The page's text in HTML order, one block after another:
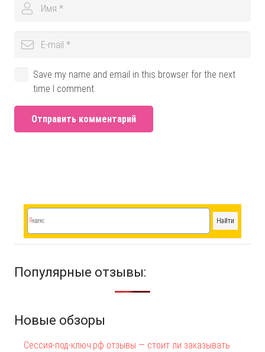
Save my name and email in this browser for the next
time I comment.
Отправить комментарий
Популярные отзывы:
Новые обзоры
Сессия-под-ключ.рф отзывы — стоит ли заказывать